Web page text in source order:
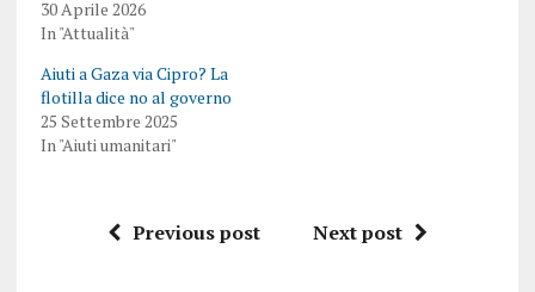
30 Aprile 2026
In "Attualità"
Aiuti a Gaza via Cipro? La
flotilla dice no al governo
25 Settembre 2025
In "Aiuti umanitari"
Previous post Next post